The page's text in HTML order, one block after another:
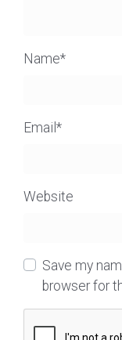
Name*
Email *
Website
Save my
browser for